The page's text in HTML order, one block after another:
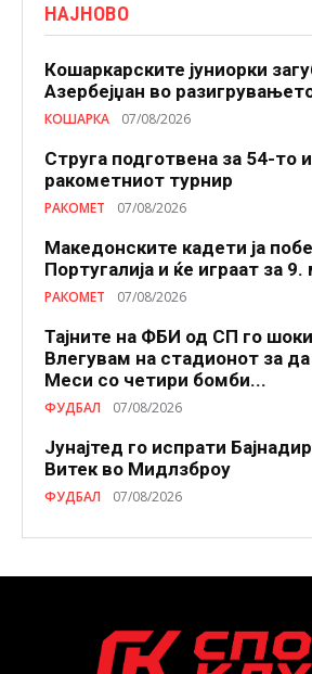
НАЈНОВО
Кошаркарските јуниорки
Азербејџан во
КОШАРКА 07/08/2026
Струга подготвена за 54-то
ракометниот турнир
РАКОМЕТ 07/08/2026
Македонските кадети ја
Португалија и ќе играат за
РАКОМЕТ 07/08/2026
Тајните на ФБИ од СП го
Влегувам на стадионот за
Меси со четири бомби...
ФУДБАЛ 07/08/2026
Јунајтед го испрати
Витек во Мидлзброу
ФУДБАЛ 07/08/2026